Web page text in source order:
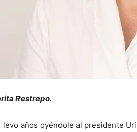
Restrepo.
levo años oyéndole al presidente